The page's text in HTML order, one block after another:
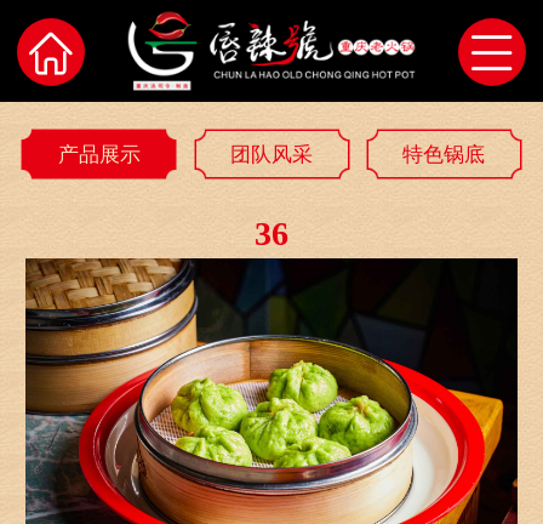
产品展示 团队风采 特色锅底
36